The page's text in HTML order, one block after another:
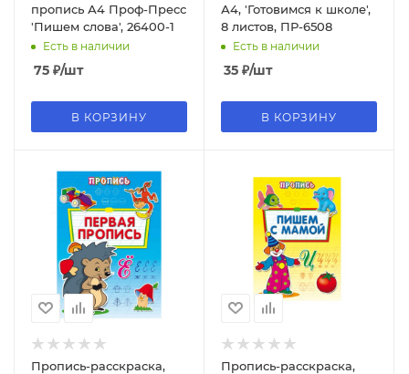
пропись А4 Проф-Пресс
'Пишем слова', 26400-1
Есть в наличии
75 ₽/шт
В КОРЗИНУ
А4, 'Готовимся к школе',
8 листов, ПР-6508
Есть в наличии
35 ₽/шт
В КОРЗИНУ
Пропись-расскраска,
Пропись-расскраска,